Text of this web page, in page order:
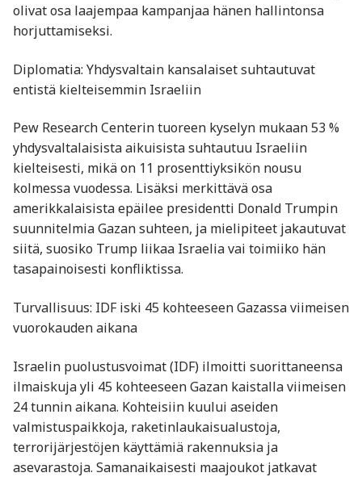
olivat osa laajempaa kampanjaa hänen hallintonsa
horjuttamiseksi. ​
Diplomatia: Yhdysvaltain kansalaiset suhtautuvat
entistä kielteisemmin Israeliin
Pew Research Centerin tuoreen kyselyn mukaan 53 %
yhdysvaltalaisista aikuisista suhtautuu Israeliin
kielteisesti, mikä on 11 prosenttiyksikön nousu
kolmessa vuodessa. Lisäksi merkittävä osa
amerikkalaisista epäilee presidentti Donald Trumpin
suunnitelmia Gazan suhteen, ja mielipiteet jakautuvat
siitä, suosiko Trump liikaa Israelia vai toimiiko hän
tasapainoisesti konfliktissa. ​
Turvallisuus: IDF iski 45 kohteeseen Gazassa viimeisen
vuorokauden aikana
Israelin puolustusvoimat (IDF) ilmoitti suorittaneensa
ilmaiskuja yli 45 kohteeseen Gazan kaistalla viimeisen
24 tunnin aikana. Kohteisiin kuului aseiden
valmistuspaikkoja, raketinlaukaisualustoja,
terrorijärjestöjen käyttämiä rakennuksia ja
asevarastoja. Samanaikaisesti maajoukot jatkavat